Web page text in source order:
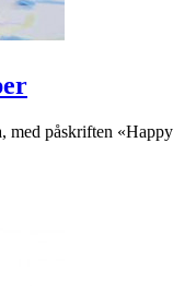
med påskriften «Happy